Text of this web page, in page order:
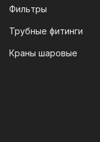
ЦЕНТРА на
Фильтры
Трубные фитинги
Краны шаровые